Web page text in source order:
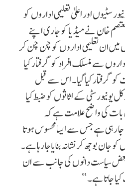
اور اعلیٰ تعلیمی اداروں کو
خان نے میڈیا کو جاری اپنے
میں ان تعلیمی اداروں کو چن چن کر
سے منسلک افراد کو گرفتار کیا
کو گرفتار کیا گیا۔ اس سے قبل
یونیورسٹی کے اثاثوں کو ضبط کیا
بات کی واضح علامت ہے کہ
جا رہی ہے جس سے ایسا محسوس ہوتا
بوجھ کر نشانہ بنایاجا رہا ہے۔
سیاست دانوں کی جانب سے ان
جاتا ہے۔ ‘‘